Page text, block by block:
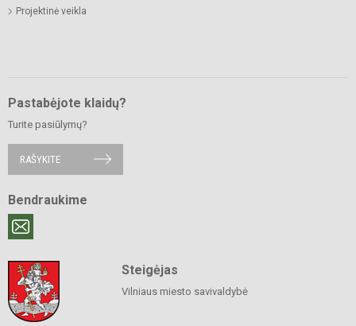
Projektinė veikla
Pastabėjote klaidų?
Turite pasiūlymų?
RAŠYKITE
Bendraukime
Steigėjas
Vilniaus miesto savivaldybė